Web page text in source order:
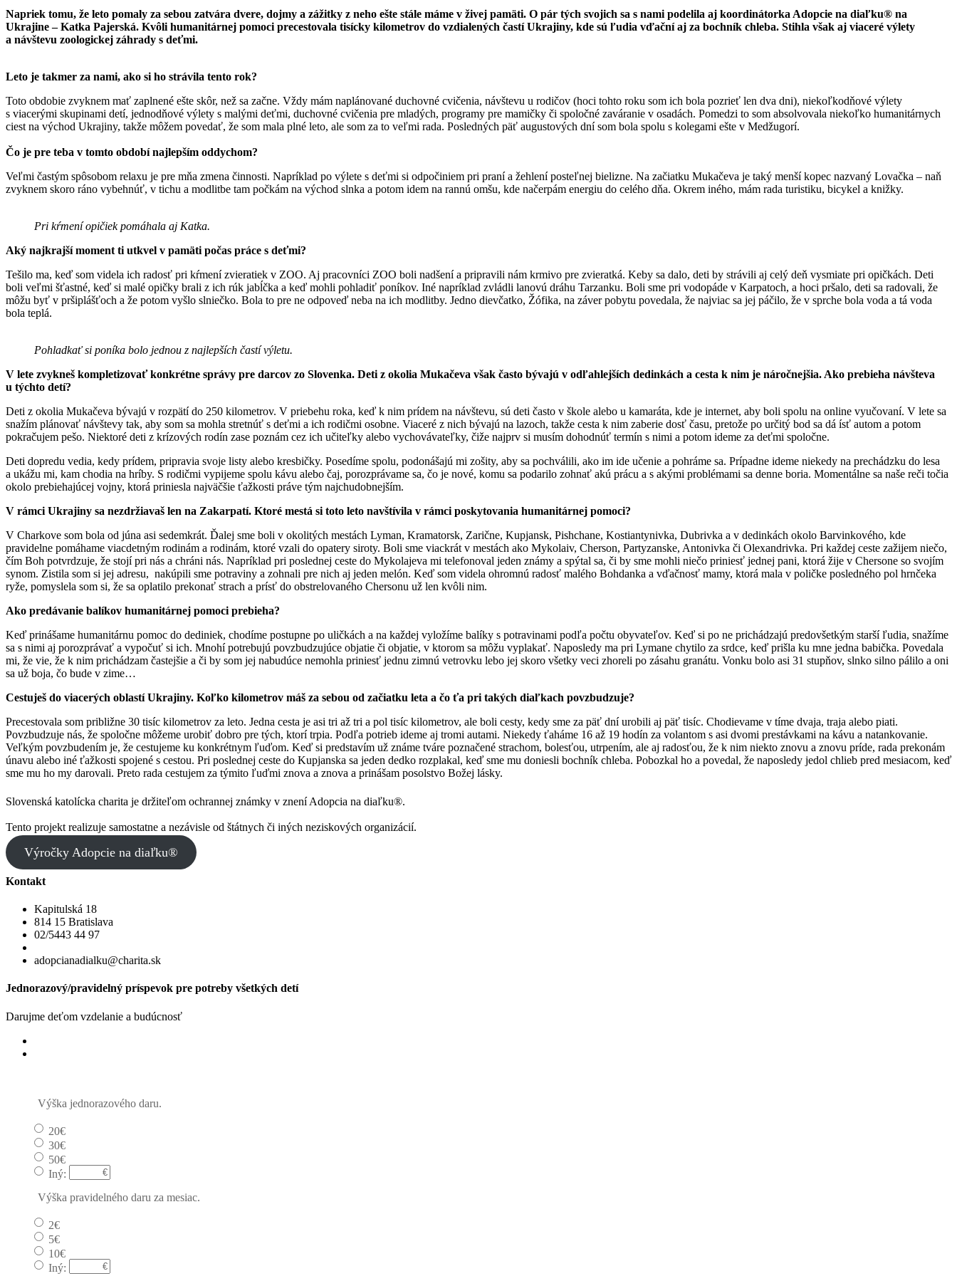
Napriek tomu, že leto pomaly za sebou zatvára dvere, dojmy a zážitky z neho ešte stále máme v živej pamäti. O pár tých svojich sa s nami podelila aj koordinátorka Adopcie na diaľku® na
Ukrajine – Katka Pajerská. Kvôli humanitárnej pomoci precestovala tisícky kilometrov do vzdialených častí Ukrajiny, kde sú ľudia vďační aj za bochník chleba. Stihla však aj viaceré výlety
a návštevu zoologickej záhrady s deťmi.
Leto je takmer za nami, ako si ho strávila tento rok?
Toto obdobie zvyknem mať zaplnené ešte skôr, než sa začne. Vždy mám naplánované duchovné cvičenia, návštevu u rodičov (hoci tohto roku som ich bola pozrieť len dva dni), niekoľkodňové výlety
s viacerými skupinami detí, jednodňové výlety s malými deťmi, duchovné cvičenia pre mladých, programy pre mamičky či spoločné zaváranie v osadách. Pomedzi to som absolvovala niekoľko humanitárnych
ciest na východ Ukrajiny, takže môžem povedať, že som mala plné leto, ale som za to veľmi rada. Posledných päť augustových dní som bola spolu s kolegami ešte v Medžugorí.
Čo je pre teba v tomto období najlepším oddychom?
Veľmi častým spôsobom relaxu je pre mňa zmena činnosti. Napríklad po výlete s deťmi si odpočiniem pri praní a žehlení posteľnej bielizne. Na začiatku Mukačeva je taký menší kopec nazvaný Lovačka – naň
zvyknem skoro ráno vybehnúť, v tichu a modlitbe tam počkám na východ slnka a potom idem na rannú omšu, kde načerpám energiu do celého dňa. Okrem iného, mám rada turistiku, bicykel a knižky.
Pri kŕmení opičiek pomáhala aj Katka.
Aký najkrajší moment ti utkvel v pamäti počas práce s deťmi?
Tešilo ma, keď som videla ich radosť pri kŕmení zvieratiek v ZOO. Aj pracovníci ZOO boli nadšení a pripravili nám krmivo pre zvieratká. Keby sa dalo, deti by strávili aj celý deň vysmiate pri opičkách. Deti
boli veľmi šťastné, keď si malé opičky brali z ich rúk jabĺčka a keď mohli pohladiť poníkov. Iné napríklad zvládli lanovú dráhu Tarzanku. Boli sme pri vodopáde v Karpatoch, a hoci pršalo, deti sa radovali, že
môžu byť v pršiplášťoch a že potom vyšlo slniečko. Bola to pre ne odpoveď neba na ich modlitby. Jedno dievčatko, Žófika, na záver pobytu povedala, že najviac sa jej páčilo, že v sprche bola voda a tá voda
bola teplá.
Pohladkať si poníka bolo jednou z najlepších častí výletu.
V lete zvykneš kompletizovať konkrétne správy pre darcov zo Slovenka. Deti z okolia Mukačeva však často bývajú v odľahlejších dedinkách a cesta k nim je náročnejšia. Ako prebieha návšteva
u týchto detí?
Deti z okolia Mukačeva bývajú v rozpätí do 250 kilometrov. V priebehu roka, keď k nim prídem na návštevu, sú deti často v škole alebo u kamaráta, kde je internet, aby boli spolu na online vyučovaní. V lete sa
snažím plánovať návštevy tak, aby som sa mohla stretnúť s deťmi a ich rodičmi osobne. Viaceré z nich bývajú na lazoch, takže cesta k nim zaberie dosť času, pretože po určitý bod sa dá ísť autom a potom
pokračujem pešo. Niektoré deti z krízových rodín zase poznám cez ich učiteľky alebo vychovávateľky, čiže najprv si musím dohodnúť termín s nimi a potom ideme za deťmi spoločne.
Deti dopredu vedia, kedy prídem, pripravia svoje listy alebo kresbičky. Posedíme spolu, podonášajú mi zošity, aby sa pochválili, ako im ide učenie a pohráme sa. Prípadne ideme niekedy na prechádzku do lesa
a ukážu mi, kam chodia na hríby. S rodičmi vypijeme spolu kávu alebo čaj, porozprávame sa, čo je nové, komu sa podarilo zohnať akú prácu a s akými problémami sa denne boria. Momentálne sa naše reči točia
okolo prebiehajúcej vojny, ktorá priniesla najväčšie ťažkosti práve tým najchudobnejším.
V rámci Ukrajiny sa nezdržiavaš len na Zakarpatí. Ktoré mestá si toto leto navštívila v rámci poskytovania humanitárnej pomoci?
V Charkove som bola od júna asi sedemkrát. Ďalej sme boli v okolitých mestách Lyman, Kramatorsk, Zarične, Kupjansk, Pishchane, Kostiantynivka, Dubrivka a v dedinkách okolo Barvinkového, kde
pravidelne pomáhame viacdetným rodinám a rodinám, ktoré vzali do opatery siroty. Boli sme viackrát v mestách ako Mykolaiv, Cherson, Partyzanske, Antonivka či Olexandrivka. Pri každej ceste zažijem niečo,
čím Boh potvrdzuje, že stojí pri nás a chráni nás. Napríklad pri poslednej ceste do Mykolajeva mi telefonoval jeden známy a spýtal sa, či by sme mohli niečo priniesť jednej pani, ktorá žije v Chersone so svojím
synom. Zistila som si jej adresu, nakúpili sme potraviny a zohnali pre nich aj jeden melón. Keď som videla ohromnú radosť malého Bohdanka a vďačnosť mamy, ktorá mala v poličke posledného pol hrnčeka
ryže, pomyslela som si, že sa oplatilo prekonať strach a prísť do obstrelovaného Chersonu už len kvôli nim.
Ako predávanie balíkov humanitárnej pomoci prebieha?
Keď prinášame humanitárnu pomoc do dediniek, chodíme postupne po uličkách a na každej vyložíme balíky s potravinami podľa počtu obyvateľov. Keď si po ne prichádzajú predovšetkým starší ľudia, snažíme
sa s nimi aj porozprávať a vypočuť si ich. Mnohí potrebujú povzbudzujúce objatie či objatie, v ktorom sa môžu vyplakať. Naposledy ma pri Lymane chytilo za srdce, keď prišla ku mne jedna babička. Povedala
mi, že vie, že k nim prichádzam častejšie a či by som jej nabudúce nemohla priniesť jednu zimnú vetrovku lebo jej skoro všetky veci zhoreli po zásahu granátu. Vonku bolo asi 31 stupňov, slnko silno pálilo a oni
sa už boja, čo bude v zime…
Cestuješ do viacerých oblastí Ukrajiny. Koľko kilometrov máš za sebou od začiatku leta a čo ťa pri takých diaľkach povzbudzuje?
Precestovala som približne 30 tisíc kilometrov za leto. Jedna cesta je asi tri až tri a pol tisíc kilometrov, ale boli cesty, kedy sme za päť dní urobili aj päť tisíc. Chodievame v tíme dvaja, traja alebo piati.
Povzbudzuje nás, že spoločne môžeme urobiť dobro pre tých, ktorí trpia. Podľa potrieb ideme aj tromi autami. Niekedy ťaháme 16 až 19 hodín za volantom s asi dvomi prestávkami na kávu a natankovanie.
Veľkým povzbudením je, že cestujeme ku konkrétnym ľuďom. Keď si predstavím už známe tváre poznačené strachom, bolesťou, utrpením, ale aj radosťou, že k nim niekto znovu a znovu príde, rada prekonám
únavu alebo iné ťažkosti spojené s cestou. Pri poslednej ceste do Kupjanska sa jeden dedko rozplakal, keď sme mu doniesli bochník chleba. Pobozkal ho a povedal, že naposledy jedol chlieb pred mesiacom, keď
sme mu ho my darovali. Preto rada cestujem za týmito ľuďmi znova a znova a prinášam posolstvo Božej lásky.
Slovenská katolícka charita je držiteľom ochrannej známky v znení Adopcia na diaľku®.
Tento projekt realizuje samostatne a nezávisle od štátnych či iných neziskových organizácií.
Výročky Adopcie na diaľku®
Kontakt
Kapitulská 18
814 15 Bratislava
02/5443 44 97
adopcianadialku@charita.sk
Jednorazový/pravidelný príspevok pre potreby všetkých detí
Darujme deťom vzdelanie a budúcnosť
Výška jednorazového daru.
20€
30€
50€
Iný:
Výška pravidelného daru za mesiac.
2€
5€
10€
Iný: